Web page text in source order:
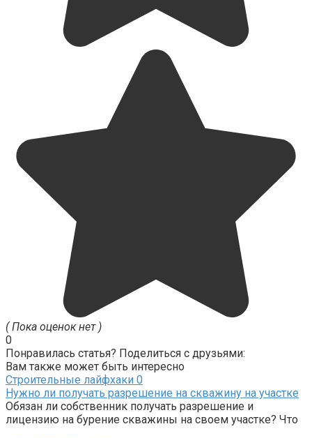
( Пока оценок нет )
0
Понравилась статья? Поделиться с друзьями:
Вам также может быть интересно
Строительные лайфхаки 0
Нужно ли получать разрешение на скважину на участке
Обязан ли собственник получать разрешение и
лицензию на бурение скважины на своем участке? Что